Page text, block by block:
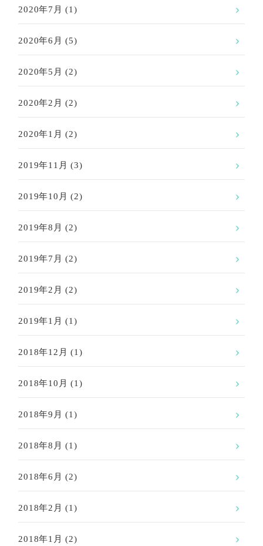
2020年7月 (1)
2020年6月 (5)
2020年5月 (2)
2020年2月 (2)
2020年1月 (2)
2019年11月 (3)
2019年10月 (2)
2019年8月 (2)
2019年7月 (2)
2019年2月 (2)
2019年1月 (1)
2018年12月 (1)
2018年10月 (1)
2018年9月 (1)
2018年8月 (1)
2018年6月 (2)
2018年2月 (1)
2018年1月 (2)